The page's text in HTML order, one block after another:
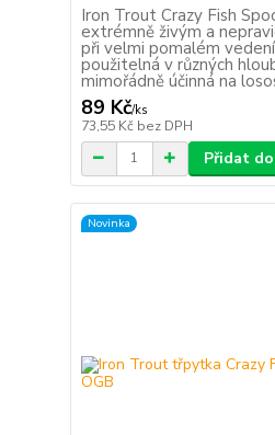
Iron Trout Crazy Fish
extrémně živým a
při velmi pomalém
použitelná v různých
mimořádně účinná na
89 Kč/ks
73,55 Kč bez DPH
Přidat
Novinka